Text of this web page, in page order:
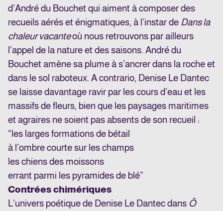
d’André du Bouchet qui aiment à composer des
recueils aérés et énigmatiques, à l’instar de Dans la
chaleur vacanteoù nous retrouvons par ailleurs
l’appel de la nature et des saisons. André du
Bouchet amène sa plume à s’ancrer dans la roche et
dans le sol raboteux. A contrario, Denise Le Dantec
se laisse davantage ravir par les cours d’eau et les
massifs de fleurs, bien que les paysages maritimes
et agraires ne soient pas absents de son recueil :
“les larges formations de bétail
à l’ombre courte sur les champs
les chiens des moissons
errant parmi les pyramides de blé”
Contrées chimériques
L’univers poétique de Denise Le Dantec dans Ô